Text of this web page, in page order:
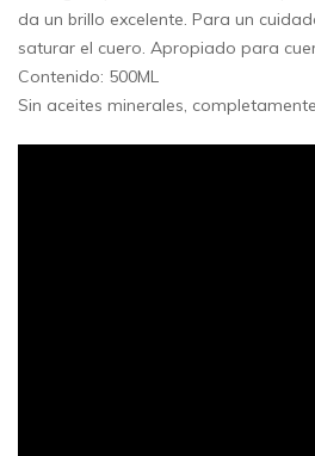
da un brillo excelente. Para un
saturar el cuero. Apropiado para
Contenido: 500ML
Sin aceites minerales,